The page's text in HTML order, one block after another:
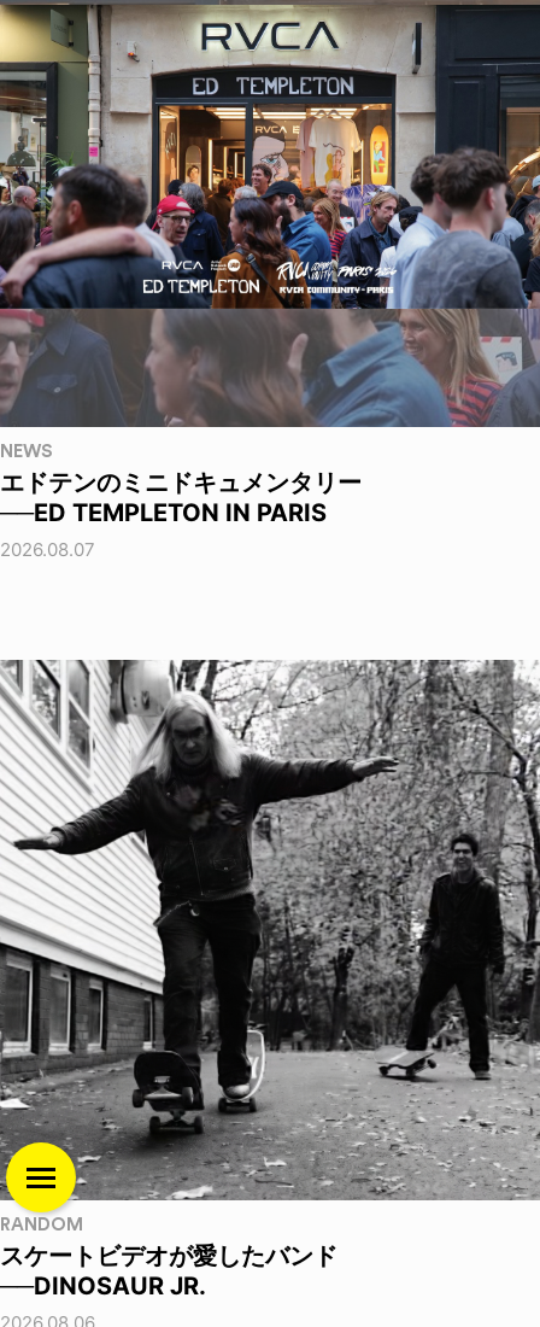
NEWS
エドテンのミニドキュメンタリー
──ED TEMPLETON IN PARIS
2026.08.07
RANDOM
スケートビデオが愛したバンド
──DINOSAUR JR.
2026.08.06